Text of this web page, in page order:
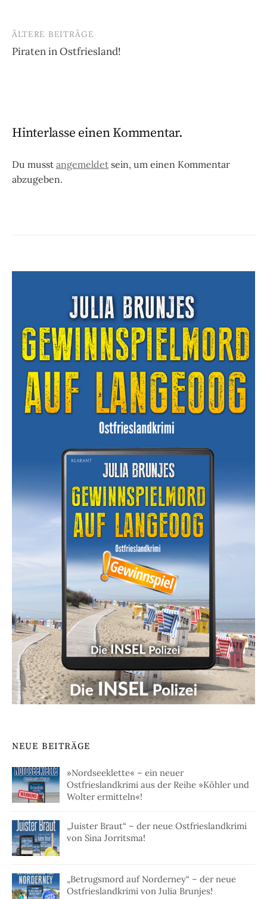
Beitragsnavigation
ÄLTERE BEITRÄGE
Piraten in Ostfriesland!
Hinterlasse einen Kommentar.
Du musst angemeldet sein, um einen Kommentar
abzugeben.
NEUE BEITRÄGE
»Nordseeklette« – ein neuer
Ostfrieslandkrimi aus der Reihe »Köhler und
Wolter ermitteln«!
„Juister Braut“ – der neue Ostfrieslandkrimi
von Sina Jorritsma!
„Betrugsmord auf Norderney“ – der neue
Ostfrieslandkrimi von Julia Brunjes!